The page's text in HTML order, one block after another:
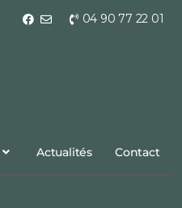
04 90 77 22 01
Actualités Contact